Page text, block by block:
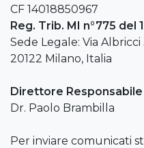
CF 14018850967
Reg. Trib. MI n°775 del
Sede Legale: Via Albricci
20122 Milano, Italia
Direttore Responsabile
Dr. Paolo Brambilla
Per inviare comunicati